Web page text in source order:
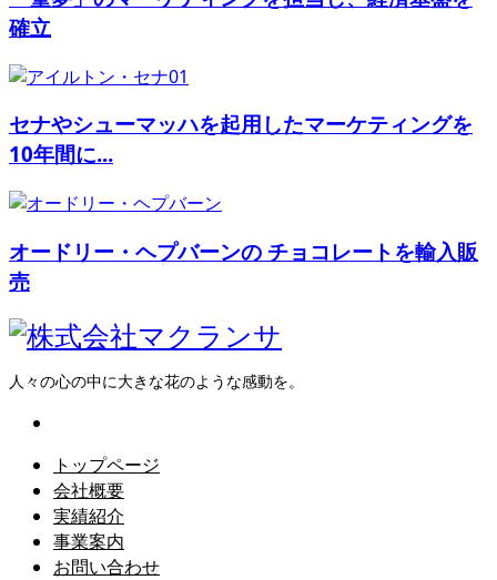
確立
セナやシューマッハを起用したマーケティングを
10年間に...
オードリー・ヘプバーンの チョコレートを輸入販
売
人々の心の中に大きな花のような感動を。
トップページ
会社概要
実績紹介
事業案内
お問い合わせ